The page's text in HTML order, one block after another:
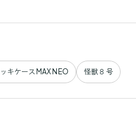
キケースMAX NEO 怪獣８号